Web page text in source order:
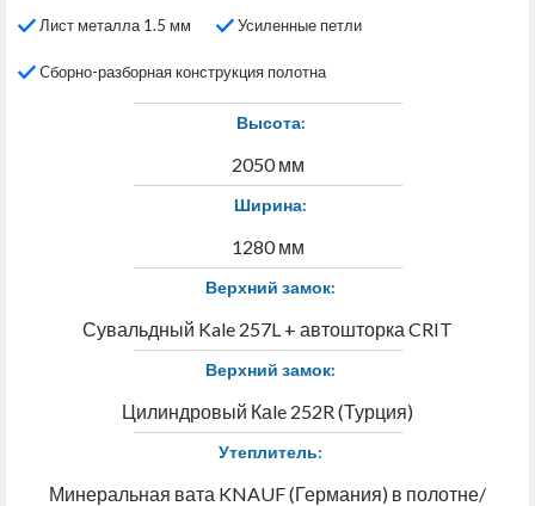
Лист металла 1.5 мм Усиленные петли
Cборно-разборная конструкция полотна
Высота:
2050 мм
Ширина:
1280 мм
Верхний замок:
Сувальдный Kale 257L + автошторка CRIT
Верхний замок:
Цилиндровый Каle 252R (Турция)
Утеплитель:
Минеральная вата KNAUF (Германия) в полотне/